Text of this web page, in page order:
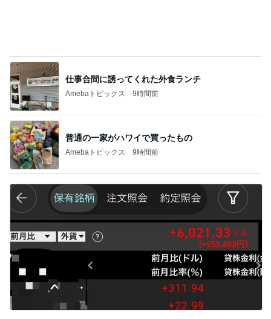
普通の一家がハワイで買ったもの
Amebaトピックス 9時間前
ようやく100万戻ってきた米国株
Amebaトピックス 9時間前